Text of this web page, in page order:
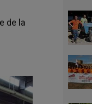
de la